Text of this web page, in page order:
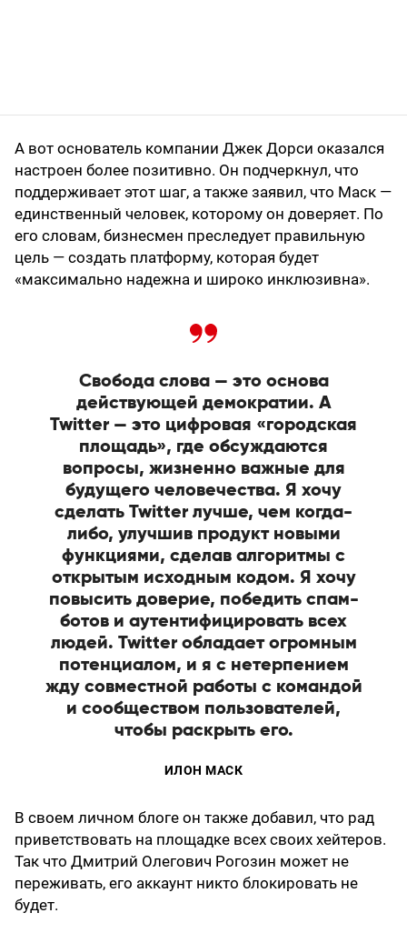
А вот основатель компании Джек Дорси оказался
настроен более позитивно. Он подчеркнул, что
поддерживает этот шаг, а также заявил, что Маск —
единственный человек, которому он доверяет. По
его словам, бизнесмен преследует правильную
цель — создать платформу, которая будет
«максимально надежна и широко инклюзивна».
Свобода слова — это основа
действующей демократии. А
Twitter — это цифровая «городская
площадь», где обсуждаются
вопросы, жизненно важные для
будущего человечества. Я хочу
сделать Twitter лучше, чем когда-
либо, улучшив продукт новыми
функциями, сделав алгоритмы с
открытым исходным кодом. Я хочу
повысить доверие, победить спам-
ботов и аутентифицировать всех
людей. Twitter обладает огромным
потенциалом, и я с нетерпением
жду совместной работы с командой
и сообществом пользователей,
чтобы раскрыть его.
ИЛОН МАСК
В своем личном блоге он также добавил, что рад
приветствовать на площадке всех своих хейтеров.
Так что Дмитрий Олегович Рогозин может не
переживать, его аккаунт никто блокировать не
будет.